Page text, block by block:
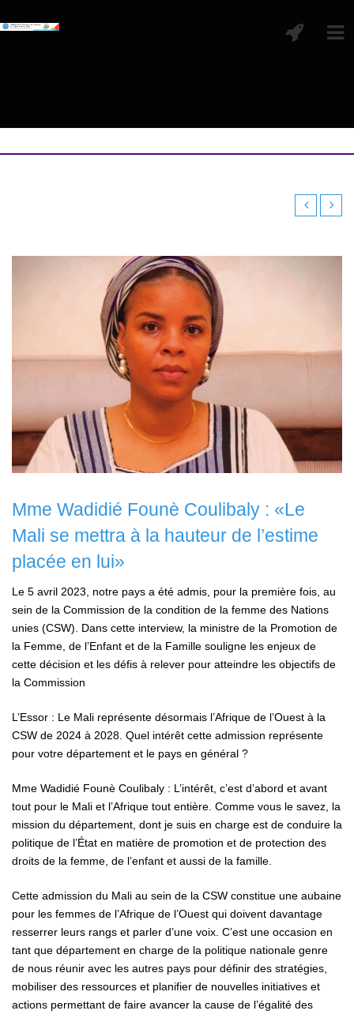
Mme Wadidié Founè Coulibaly : «Le
Mali se mettra à la hauteur de l’estime
placée en lui»
Le 5 avril 2023, notre pays a été admis, pour la première fois, au
sein de la Commission de la condition de la femme des Nations
unies (CSW). Dans cette interview, la ministre de la Promotion de
la Femme, de l’Enfant et de la Famille souligne les enjeux de
cette décision et les défis à relever pour atteindre les objectifs de
la Commission
L’Essor : Le Mali représente désormais l’Afrique de l’Ouest à la
CSW de 2024 à 2028. Quel intérêt cette admission représente
pour votre département et le pays en général ?
Mme Wadidié Founè Coulibaly : L’intérêt, c’est d’abord et avant
tout pour le Mali et l’Afrique tout entière. Comme vous le savez, la
mission du département, dont je suis en charge est de conduire la
politique de l’État en matière de promotion et de protection des
droits de la femme, de l’enfant et aussi de la famille.
Cette admission du Mali au sein de la CSW constitue une aubaine
pour les femmes de l’Afrique de l’Ouest qui doivent davantage
resserrer leurs rangs et parler d’une voix. C’est une occasion en
tant que département en charge de la politique nationale genre
de nous réunir avec les autres pays pour définir des stratégies,
mobiliser des ressources et planifier de nouvelles initiatives et
actions permettant de faire avancer la cause de l’égalité des